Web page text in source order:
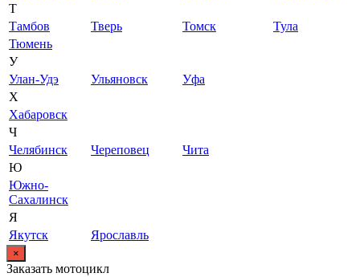
Т
Тамбов
Тверь Томск
Тула
Тюмень
У
Улан-Удэ
Ульяновск
Уфа
Х
Хабаровск
Ч
Челябинск
Череповец
Чита
Ю
Южно-
Сахалинск
Я
Якутск
Ярославль
×
Заказать мотоцикл